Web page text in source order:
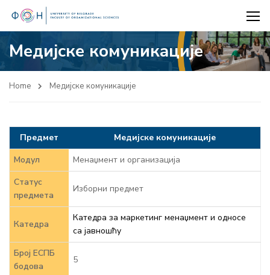
Медијске комуникације
Home Медијске комуникације
Предмет
Медијске комуникације
Модул
Менаџмент и организација
Статус
предмета
Изборни предмет
Катедра
Катедра за маркетинг менаџмент и односе
са јавношћу
Број ЕСПБ
бодова
5